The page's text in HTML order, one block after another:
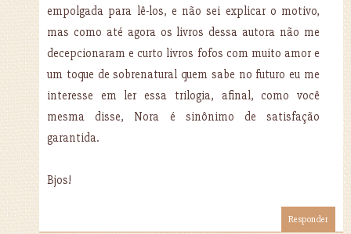
empolgada para lê-los, e não sei explicar o motivo,
mas como até agora os livros dessa autora não me
decepcionaram e curto livros fofos com muito amor e
um toque de sobrenatural quem sabe no futuro eu me
interesse em ler essa trilogia, afinal, como você
mesma disse, Nora é sinônimo de satisfação
garantida.
Bjos!
Responder